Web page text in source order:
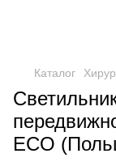
Каталог
ECO